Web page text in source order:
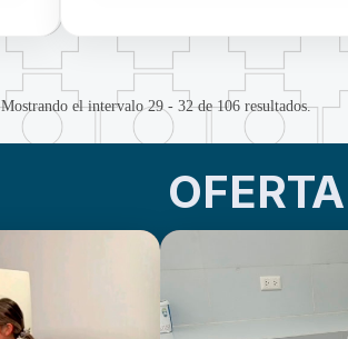
Mostrando el intervalo 29 - 32 de 106 resultados.